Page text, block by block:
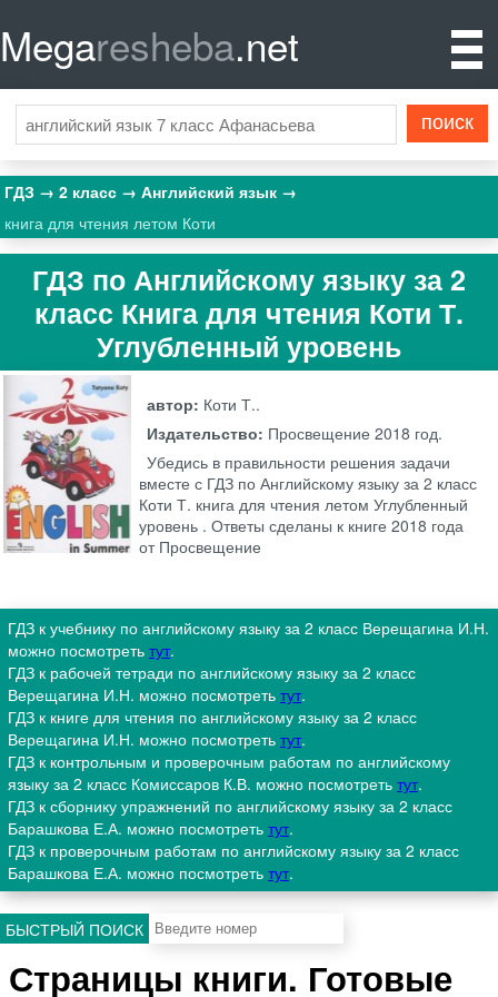
Megaresheba.net
ГДЗ 2 класс
Английский язык
книга для чтения летом Коти
ГДЗ по Английскому языку за 2
класс Книга для чтения Коти Т.
Углубленный уровень
автор: Коти Т..
Издательство: Просвещение 2018 год.
Убедись в правильности решения задачи
вместе с ГДЗ по Английскому языку за 2 класс
Коти Т. книга для чтения летом Углубленный
уровень . Ответы сделаны к книге 2018 года
от Просвещение
ГДЗ к учебнику по английскому языку за 2 класс Верещагина И.Н.
можно посмотреть тут.
ГДЗ к рабочей тетради по английскому языку за 2 класс
Верещагина И.Н. можно посмотреть тут.
ГДЗ к книге для чтения по английскому языку за 2 класс
Верещагина И.Н. можно посмотреть тут.
ГДЗ к контрольным и проверочным работам по английскому
языку за 2 класс Комиссаров К.В. можно посмотреть тут.
ГДЗ к сборнику упражнений по английскому языку за 2 класс
Барашкова Е.А. можно посмотреть тут.
ГДЗ к проверочным работам по английскому языку за 2 класс
Барашкова Е.А. можно посмотреть тут.
БЫСТРЫЙ ПОИСК
Страницы книги. Готовые